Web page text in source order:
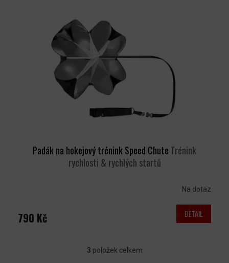
Padák na hokejový trénink Speed Chute Trénink
rychlosti & rychlých startů
Na dotaz
790 Kč DETAIL
3 položek celkem